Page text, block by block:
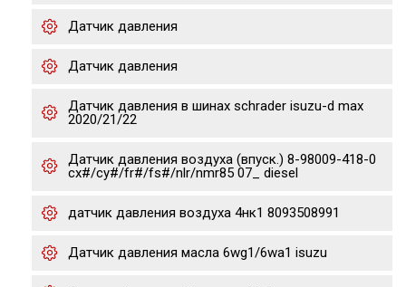
Датчик давления
Датчик давления
Датчик давления в шинах schrader isuzu-d max
2020/21/22
Датчик давления воздуха (впуск.) 8-98009-418-0
cx#/cy#/fr#/fs#/nlr/nmr85 07_ diesel
датчик давления воздуха 4нк1 8093508991
Датчик давления масла 6wg1/6wa1 isuzu